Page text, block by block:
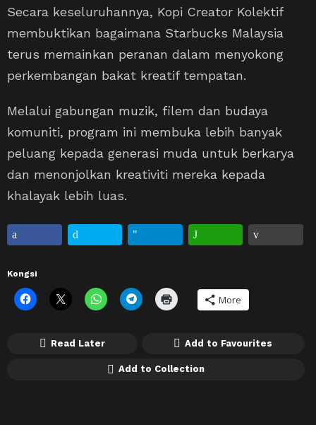
Secara keseluruhannya, Kopi Creator Kolektif
membuktikan bagaimana Starbucks Malaysia
terus memainkan peranan dalam menyokong
perkembangan bakat kreatif tempatan.
Melalui gabungan muzik, filem dan budaya
komuniti, program ini membuka lebih banyak
peluang kepada generasi muda untuk berkarya
dan menonjolkan kreativiti mereka kepada
khalayak lebih luas.
Kongsi
More
Read Later Add to Favourites
Add to Collection